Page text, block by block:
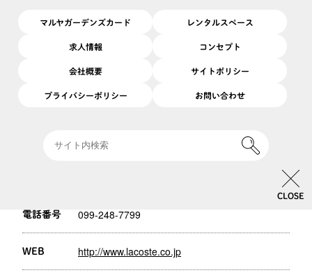
マルヤガーデンズカード レンタルスペース
求人情報 コンセプト
会社概要 サイトポリシー
プライバシーポリシー お問い合わせ
CLOSE
メンズ・レディスファッション
1F
電話番号 099-248-7799
WEB http://www.lacoste.co.jp